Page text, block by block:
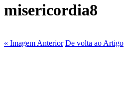
misericordia8
« Imagem Anterior De volta ao Artigo